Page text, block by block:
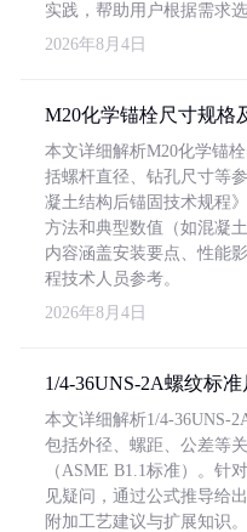
实践，帮助用户根据需求
2026年8月4日
M20化学锚栓尺寸规格
本文详细解析M20化学锚
括螺杆直径、钻孔尺寸等
凝土结构后锚固技术规程
方法和典型数值（如混凝
内容涵盖安装要点、性能
程技术人员参考。
2026年8月4日
1/4-36UNS-2A螺纹标
本文详细解析1/4-36UNS-
包括外径、螺距、公差等
（ASME B1.1标准）。针
见疑问，通过公式推导给
附加工艺建议与扩展知识。